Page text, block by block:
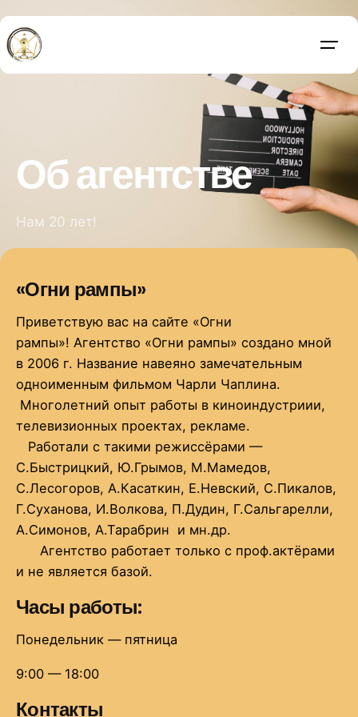
to
content
Об агентстве
Нам 20 лет!
«Огни рампы»
Приветствую вас на сайте «Огни
рампы»! Агентство «Огни рампы» создано мной
в 2006 г. Название навеяно замечательным
одноименным фильмом Чарли Чаплина.
Многолетний опыт работы в киноиндустриии,
телевизионных проектах, рекламе.
Работали с такими режиссёрами —
С.Быстрицкий, Ю.Грымов, М.Мамедов,
С.Лесогоров, А.Касаткин, Е.Невский, С.Пикалов,
Г.Суханова, И.Волкова, П.Дудин, Г.Сальгарелли,
А.Симонов, А.Тарабрин и мн.др.
Агентство работает только с проф.актёрами
и не является базой.
Часы работы:
Понедельник — пятница
9:00 — 18:00
Контакты